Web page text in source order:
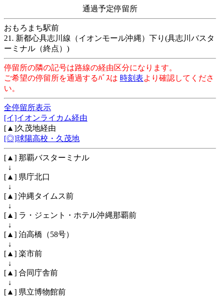
通過予定停留所
おもろまち駅前
21. 新都心具志川線（イオンモール沖縄）下り(具志川バスタ
ーミナル（終点）)
停留所の隣の記号は路線の経由区分になります。
ご希望の停留所を通過するﾊﾞｽは 時刻表より確認してくださ
い。
全停留所表示
[イ]イオンライカム経由
[▲]久茂地経由
[◎]球陽高校・久茂地
[▲] 那覇バスターミナル
↓
[▲] 県庁北口
↓
[▲] 沖縄タイムス前
↓
[▲] ラ・ジェント・ホテル沖縄那覇前
↓
[▲] 泊高橋（58号）
↓
[▲] 楽市前
↓
[▲] 合同庁舎前
↓
[▲] 県立博物館前